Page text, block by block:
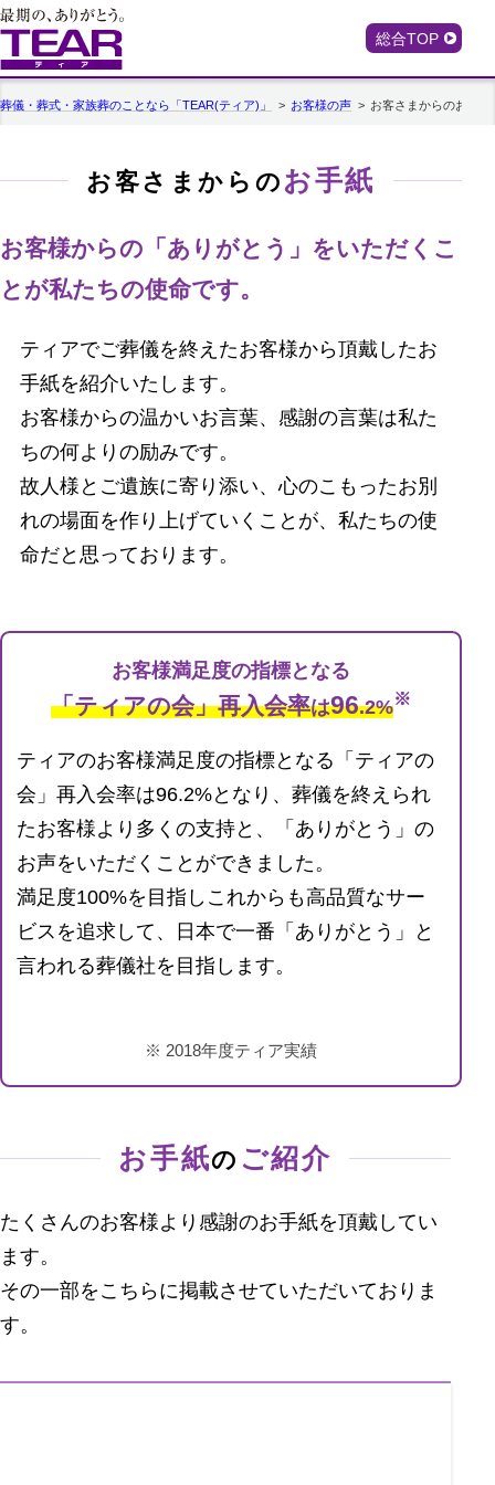
総合TOP
葬儀・葬式・家族葬のことなら「TEAR(ティア)」 お客様の声 お客さまからのお手紙
お客さまからの お手紙
お客様からの「ありがとう」をいただくこ
とが私たちの使命です。
ティアでご葬儀を終えたお客様から頂戴したお
手紙を紹介いたします。
お客様からの温かいお言葉、感謝の言葉は私た
ちの何よりの励みです。
故人様とご遺族に寄り添い、心のこもったお別
れの場面を作り上げていくことが、私たちの使
命だと思っております。
お客様満足度の指標となる
「ティアの会」再入会率は96.2%※
ティアのお客様満足度の指標となる「ティアの
会」再入会率は96.2%となり、葬儀を終えられ
たお客様より多くの支持と、「ありがとう」の
お声をいただくことができました。
満足度100%を目指しこれからも高品質なサー
ビスを追求して、日本で一番「ありがとう」と
言われる葬儀社を目指します。
2018年度ティア実績
お手紙の ご紹介
たくさんのお客様より感謝のお手紙を頂戴してい
ます。
その一部をこちらに掲載させていただいておりま
す。